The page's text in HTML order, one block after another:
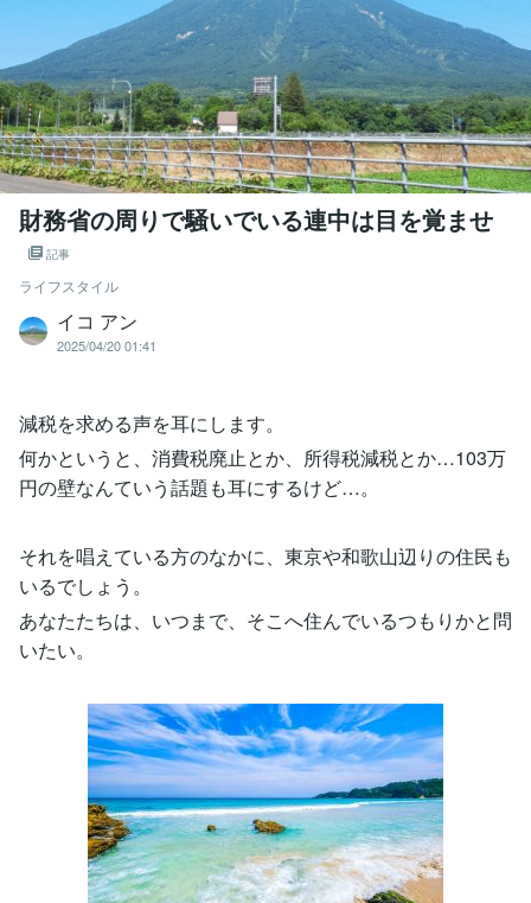
財務省の周りで騒いでいる連中は目を覚ませ
記事
ライフスタイル
イコ アン
2025/04/20 01:41
減税を求める声を耳にします。
何かというと、消費税廃止とか、所得税減税とか…103万
円の壁なんていう話題も耳にするけど…。
それを唱えている方のなかに、東京や和歌山辺りの住民も
いるでしょう。
あなたたちは、いつまで、そこへ住んでいるつもりかと問
いたい。